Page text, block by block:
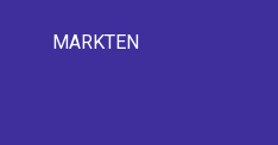
MARKTEN